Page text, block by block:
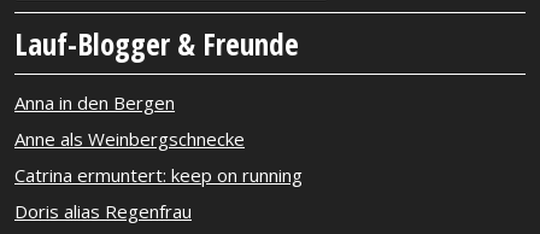
Lauf-Blogger & Freunde
Anna in den Bergen
Anne als Weinbergschnecke
Catrina ermuntert: keep on running
Doris alias Regenfrau